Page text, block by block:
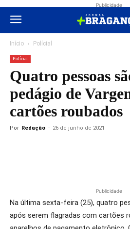
Publicidade
Início Polícial
Polícial
Quatro pessoas
pedágio de
cartões roubados
Por Redação - 26 de junho de 2021
Publicidade
Na última sexta-feira (25), quatro
após serem flagradas com cartões